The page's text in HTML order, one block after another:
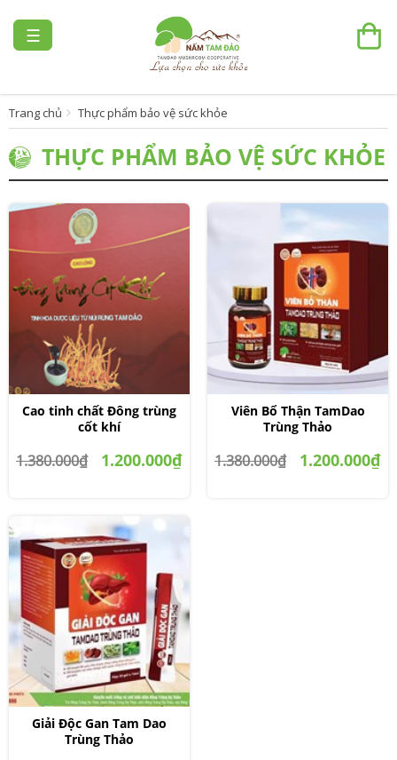
☰
Trang chủ Thực phẩm bảo vệ sức khỏe
THỰC PHẨM BẢO VỆ SỨC KHỎE
Cao tinh chất Đông trùng
cốt khí
1.380.000₫ 1.200.000₫
Viên Bổ Thận TamDao
Trùng Thảo
1.380.000₫ 1.200.000₫
Giải Độc Gan Tam Dao
Trùng Thảo